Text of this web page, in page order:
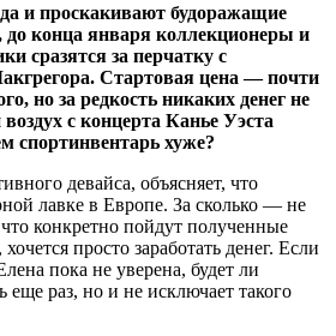
и проскакивают будоражащие
конца января коллекционеры и
сразятся за перчатку с
Стартовая цена — почти
но за редкость никаких денег не
с концерта Канье Уэста
спортинвентарь хуже?
девайса, объясняет, что
лавке в Европе. За сколько — не
конкретно пойдут полученные
просто заработать денег. Если
пока не уверена, будет ли
еще раз, но и не исключает такого